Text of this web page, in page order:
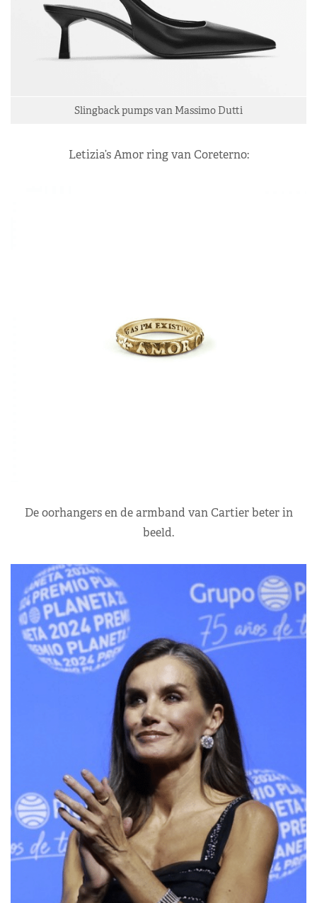
Slingback pumps van Massimo Dutti
Letizia’s Amor ring van Coreterno:
De oorhangers en de armband van Cartier beter in
beeld.